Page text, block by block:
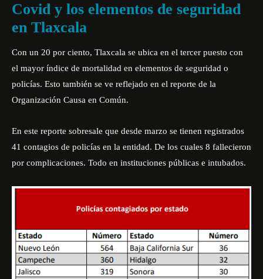
Covid y los elementos de seguridad
en Tlaxcala
Con un 20 por ciento, Tlaxcala se ubica en el tercer puesto con
el mayor índice de mortalidad en elementos de seguridad o
policías. Esto también se ve reflejado en el reporte de la
Organización Causa en Común.
En este reporte sobresale que desde marzo se tienen registrados
41 contagios de policías en la entidad. De los cuales 8 fallecieron
por complicaciones. Todo en instituciones públicas e intubados.